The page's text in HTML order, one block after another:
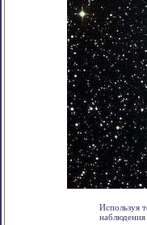
Используя
наблюдения